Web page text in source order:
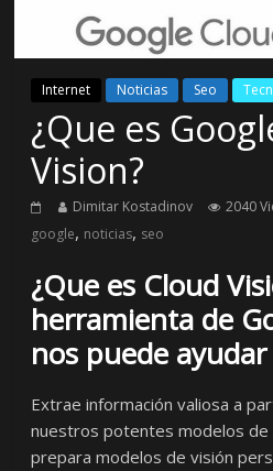
Internet Noticias Seo
¿Que es
Vision?
Dimitar Kostadinov 2040
google, noticias, seo
¿Que es Cloud
herramienta de
nos puede ayudar
Extrae información valiosa a
nuestros potentes modelos de
prepara modelos de visión